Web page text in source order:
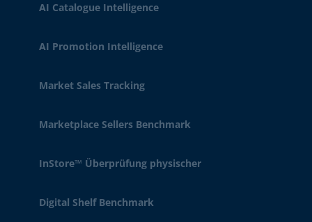
AI Catalogue Intelligence
AI Promotion Intelligence
Market Sales Tracking
Marketplace Sellers Benchmark
InStore™ Überprüfung physischer
Digital Shelf Benchmark